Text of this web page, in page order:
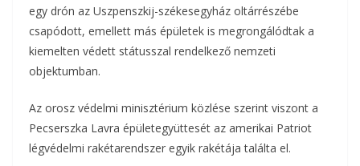
egy drón az Uszpenszkij-székesegyház oltárrészébe
csapódott, emellett más épületek is megrongálódtak a
kiemelten védett státusszal rendelkező nemzeti
objektumban.
Az orosz védelmi minisztérium közlése szerint viszont a
Pecserszka Lavra épületegyüttesét az amerikai Patriot
légvédelmi rakétarendszer egyik rakétája találta el.